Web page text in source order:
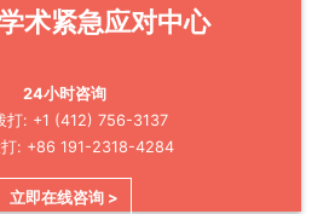
术紧急应对中心
24小时咨询
打: +1 (412) 756-3137
: +86 191-2318-4284
立即在线咨询 >